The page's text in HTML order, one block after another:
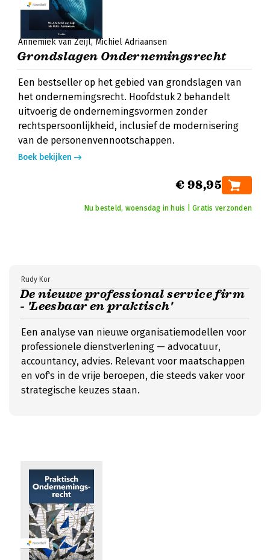
Annemiek van Zeijl Michiel Adriaansen
Grondslagen Ondernemingsrecht
Een bestseller op het gebied van grondslagen van
het ondernemingsrecht. Hoofdstuk 2 behandelt
uitvoerig de ondernemingsvormen zonder
rechtspersoonlijkheid, inclusief de modernisering
van de personenvennootschappen.
Boek bekijken
€ 98,95
Nu besteld, woensdag in huis | Gratis verzonden
De nieuwe professional service firm
- 'Leesbaar en praktisch'
Rudy Kor
Een analyse van nieuwe organisatiemodellen voor
professionele dienstverlening — advocatuur,
accountancy, advies. Relevant voor maatschappen
en vof's in de vrije beroepen, die steeds vaker voor
strategische keuzes staan.